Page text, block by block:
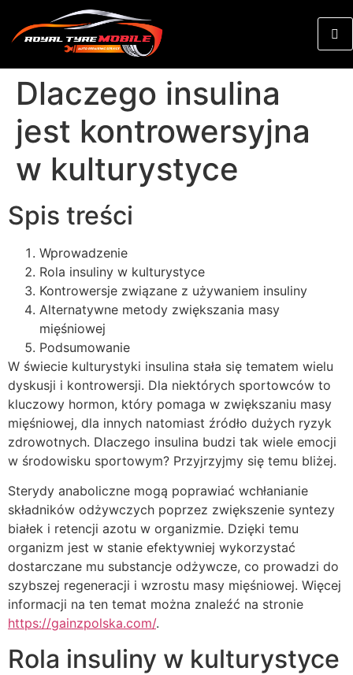
Dlaczego insulina
jest kontrowersyjna
w kulturystyce
Spis treści
Wprowadzenie
Rola insuliny w kulturystyce
Kontrowersje związane z używaniem insuliny
Alternatywne metody zwiększania masy
mięśniowej
Podsumowanie
W świecie kulturystyki insulina stała się tematem wielu
dyskusji i kontrowersji. Dla niektórych sportowców to
kluczowy hormon, który pomaga w zwiększaniu masy
mięśniowej, dla innych natomiast źródło dużych ryzyk
zdrowotnych. Dlaczego insulina budzi tak wiele emocji
w środowisku sportowym? Przyjrzyjmy się temu bliżej.
Sterydy anaboliczne mogą poprawiać wchłanianie
składników odżywczych poprzez zwiększenie syntezy
białek i retencji azotu w organizmie. Dzięki temu
organizm jest w stanie efektywniej wykorzystać
dostarczane mu substancje odżywcze, co prowadzi do
szybszej regeneracji i wzrostu masy mięśniowej. Więcej
informacji na ten temat można znaleźć na stronie
https://gainzpolska.com/.
Rola insuliny w kulturystyce